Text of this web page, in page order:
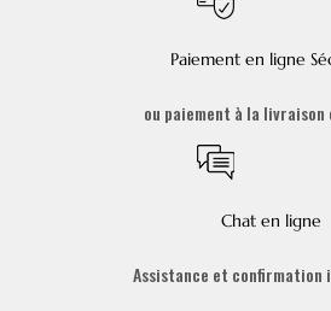
Paiement en ligne
ou paiement à la livraison
Chat en ligne
Assistance et confirmation